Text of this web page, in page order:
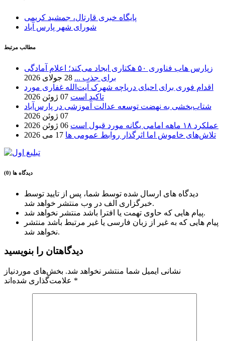
پایگاه خبری قارتال، جمشید کریمی
شورای شهر پارس آباد
مطالب مرتبط
زپارس هاب فناوری ۵۰ هکتاری ایجاد می‌کند؛ اعلام آمادگی
برای جذب ... 28 جولای 2026
اقدام فوری برای احیای دریاچه شهرک آیت‌الله غفاری مورد
تاکید است 07 ژوئن 2026
شتاب‌بخشی به نهضت توسعه عدالت آموزشی در پارس‌آباد
07 ژوئن 2026
عملکرد ۱۸ ماهه امامی یگانه مورد قبول است
06 ژوئن 2026
تلاش‌های خاموش اما اثرگذار روابط عمومی ها 17 می 2026
دیدگاه ها (0)
دیدگاه های ارسال شده توسط شما، پس از تایید توسط
خبرگزاری الف در وب منتشر خواهد شد.
پیام هایی که حاوی تهمت یا افترا باشد منتشر نخواهد شد.
پیام هایی که به غیر از زبان فارسی یا غیر مرتبط باشد منتشر
نخواهد شد.
دیدگاهتان را بنویسید
نشانی ایمیل شما منتشر نخواهد شد. بخش‌های موردنیاز
*